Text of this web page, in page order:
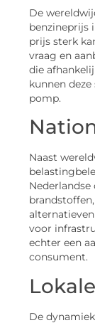
De
benzineprijs
prijs sterk
vraag en
die
kunnen
pomp.
Naast
voor
echter een
consument.
De